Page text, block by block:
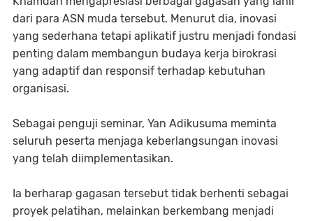
dari para ASN muda tersebut. Menurut dia, inovasi
yang sederhana tetapi aplikatif justru menjadi fondasi
penting dalam membangun budaya kerja birokrasi
yang adaptif dan responsif terhadap kebutuhan
organisasi.
Sebagai penguji seminar, Yan Adikusuma meminta
seluruh peserta menjaga keberlangsungan inovasi
yang telah diimplementasikan.
Ia berharap gagasan tersebut tidak berhenti sebagai
proyek pelatihan, melainkan berkembang menjadi